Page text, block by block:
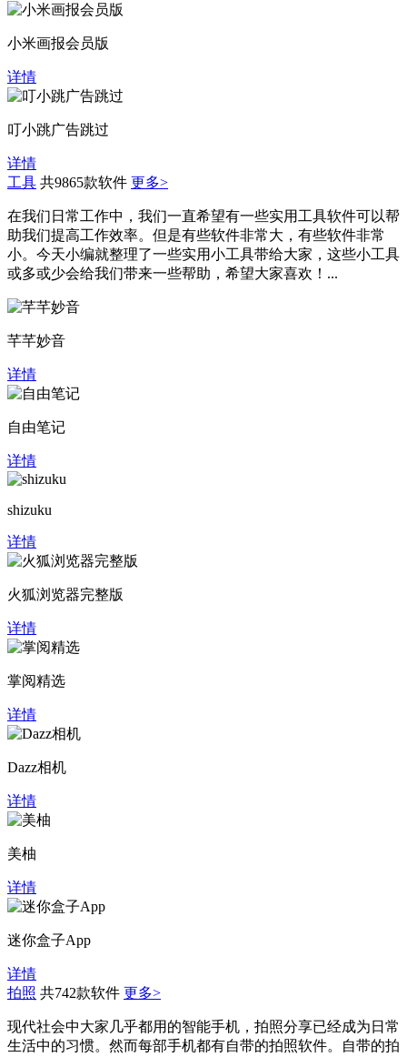
小米画报会员版
详情
叮小跳广告跳过
详情
工具 共9865款软件 更多>
在我们日常工作中，我们一直希望有一些实用工具软件可以帮
助我们提高工作效率。但是有些软件非常大，有些软件非常
小。今天小编就整理了一些实用小工具带给大家，这些小工具
或多或少会给我们带来一些帮助，希望大家喜欢！...
芊芊妙音
详情
自由笔记
详情
shizuku
详情
火狐浏览器完整版
详情
掌阅精选
详情
Dazz相机
详情
美柚
详情
迷你盒子App
详情
拍照 共742款软件 更多>
现代社会中大家几乎都用的智能手机，拍照分享已经成为日常
生活中的习惯。然而每部手机都有自带的拍照软件。自带的拍